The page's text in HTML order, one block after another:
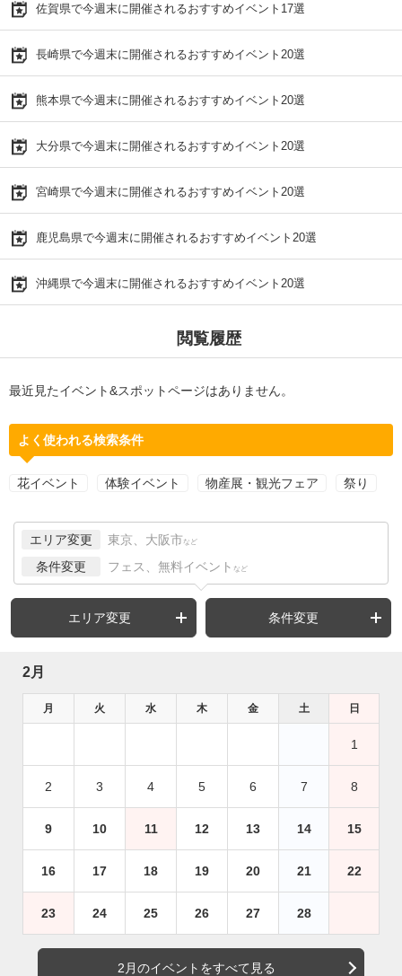
佐賀県で今週末に開催されるおすすめイベント17選
長崎県で今週末に開催されるおすすめイベント20選
熊本県で今週末に開催されるおすすめイベント20選
大分県で今週末に開催されるおすすめイベント20選
宮崎県で今週末に開催されるおすすめイベント20選
鹿児島県で今週末に開催されるおすすめイベント20選
沖縄県で今週末に開催されるおすすめイベント20選
閲覧履歴
最近見たイベント&スポットページはありません。
よく使われる検索条件
花イベント 体験イベント 物産展・観光フェア 祭り
エリア変更 東京、大阪市 など
条件変更 フェス、無料イベント など
エリア変更 条件変更
2月
月 火 水 木 金 土 日
1
2 3 4 5 6 7 8
9 10 11 12 13 14 15
16 17 18 19 20 21 22
23 24 25 26 27 28
2月のイベントをすべて見る